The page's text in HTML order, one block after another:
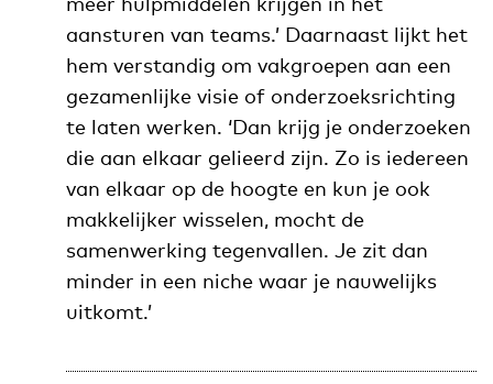
aansturen van teams.’ Daarnaast lijkt het
hem verstandig om vakgroepen aan een
gezamenlijke visie of onderzoeksrichting
te laten werken. ‘Dan krijg je onderzoeken
die aan elkaar gelieerd zijn. Zo is iedereen
van elkaar op de hoogte en kun je ook
makkelijker wisselen, mocht de
samenwerking tegenvallen. Je zit dan
minder in een niche waar je nauwelijks
uitkomt.’